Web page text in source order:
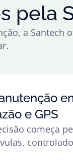
pela
a Santech
e GPS
começa